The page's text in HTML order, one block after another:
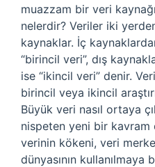
muazzam bir veri
nelerdir? Veriler iki
kaynaklar. İç
“birincil veri”, dış
ise “ikincil veri” denir.
birincil veya ikincil
Büyük veri nasıl ortaya
nispeten yeni bir kavram
verinin kökeni, veri
dünyasının kullanılmaya